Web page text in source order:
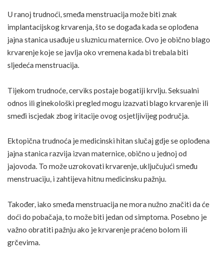
U ranoj trudnoći, smeđa menstruacija može biti znak
implantacijskog krvarenja, što se događa kada se oplođena
jajna stanica usađuje u sluznicu maternice. Ovo je obično blago
krvarenje koje se javlja oko vremena kada bi trebala biti
sljedeća menstruacija.
Tijekom trudnoće, cerviks postaje bogatiji krvlju. Seksualni
odnos ili ginekološki pregled mogu izazvati blago krvarenje ili
smeđi iscjedak zbog iritacije ovog osjetljivijeg područja.
Ektopična trudnoća je medicinski hitan slučaj gdje se oplođena
jajna stanica razvija izvan maternice, obično u jednoj od
jajovoda. To može uzrokovati krvarenje, uključujući smeđu
menstruaciju, i zahtijeva hitnu medicinsku pažnju.
Također, iako smeđa menstruacija ne mora nužno značiti da će
doći do pobačaja , to može biti jedan od simptoma. Posebno je
važno obratiti pažnju ako je krvarenje praćeno bolom ili
grčevima.